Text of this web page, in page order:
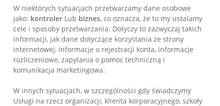
W niektórych sytuacjach przetwarzamy dane osobowe
jako: kontrolerLub biznes, co oznacza, że to my ustalamy
cele i sposoby przetwarzania. Dotyczy to zazwyczaj takich
informacji, jak dane dotyczące korzystania ze strony
internetowej, informacje o rejestracji konta, informacje
rozliczeniowe, zapytania o pomoc techniczną i
komunikacja marketingowa.
W innych sytuacjach, w szczególności gdy świadczymy
Usługi na rzecz organizacji, klienta korporacyjnego, szkoły